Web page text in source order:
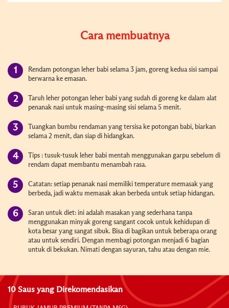
Cara membuatnya
Rendam potongan leher babi selama 3 jam, goreng kedua sisi sampai
berwarna ke emasan.
Taruh leher potongan leher babi yang sudah di goreng ke dalam alat
penanak nasi untuk masing-masing sisi selama 5 menit.
Tuangkan bumbu rendaman yang tersisa ke potongan babi, biarkan
selama 2 menit, dan siap di hidangkan.
Tips : tusuk-tusuk leher babi mentah menggunakan garpu sebelum di
rendam dapat membantu menambah rasa.
Catatan: setiap penanak nasi memiliki temperature memasak yang
berbeda, jadi waktu memasak akan berbeda untuk setiap hidangan.
Saran untuk diet: ini adalah masakan yang sederhana tanpa
menggunakan minyak goreng sangant cocok untuk kehidupan di
kota besar yang sangat sibuk. Bisa di bagikan untuk beberapa orang
atau untuk sendiri. Dengan membagi potongan menjadi 6 bagian
untuk di bekukan. Nimati dengan sayuran, tahu atau dengan mie.
10 Saus yang Direkomendasikan